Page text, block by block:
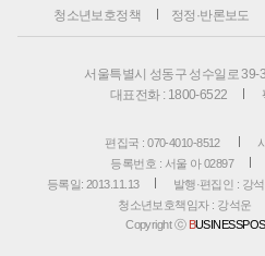
청소년보호정책 정정·반론보도
서울특별시 성동구 성수일로
대표전화 : 1800-6522
편집국 : 070-4010-8512
등록번호 : 서울 아 02897
등록일: 2013.11.13
발행·편집인 : 강
청소년보호책임자 : 강석운
Copyright ⓒ B